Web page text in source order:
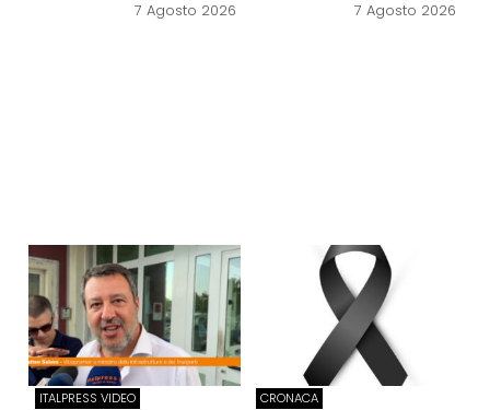
7 Agosto 2026 7 Agosto 2026
ITALPRESS VIDEO CRONACA